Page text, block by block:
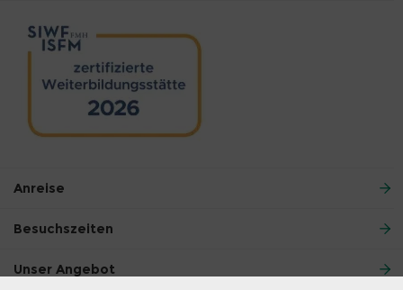
Anreise
Besuchszeiten
Unser Angebot